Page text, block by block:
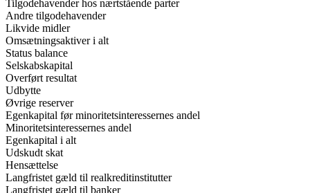
Tilgodehavender hos nærtstående parter
Andre tilgodehavender
Likvide midler
Omsætningsaktiver i alt
Status balance
Selskabskapital
Overført resultat
Udbytte
Øvrige reserver
Egenkapital før minoritetsinteressernes andel
Minoritetsinteressernes andel
Egenkapital i alt
Udskudt skat
Hensættelse
Langfristet gæld til realkreditinstitutter
Langfristet gæld til banker